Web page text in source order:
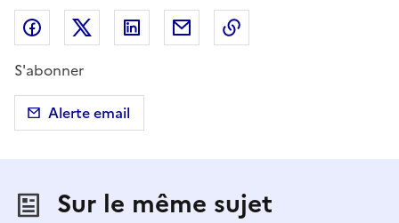
Partager sur Facebook
Partager sur X (anciennement Twitter)
Partager sur LinkedIn
Partager par email
S'abonner
Alerte email
Sur le même sujet